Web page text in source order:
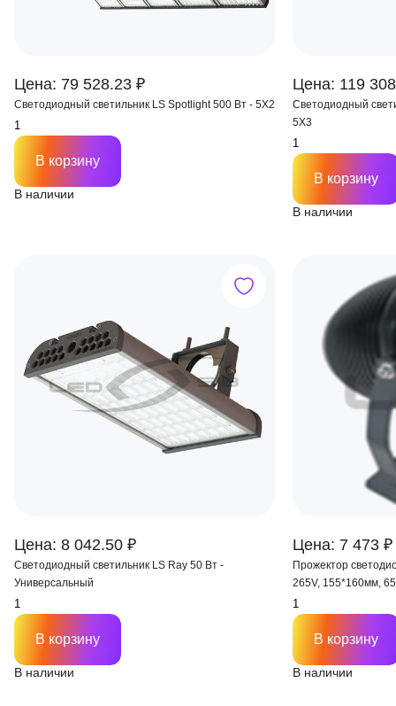
Цена: 79 528.23 ₽
Светодиодный светильник LS Spotlight 500 Вт - 5Х2
В наличии
В корзину
Цена: 119
Светодиодный
5Х3
В наличии
В корзину
Цена: 8 042.50 ₽
Светодиодный светильник LS Ray 50 Вт -
Универсальный
В наличии
В корзину
Цена: 7 473 ₽
Прожектор
265V, 155*160мм,
В наличии
В корзину